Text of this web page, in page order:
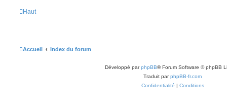
Haut
Accueil Index du forum
Développé parphpBB® Forum Software © phpBB
Traduit parphpBB-fr.com
Confidentialité | Conditions